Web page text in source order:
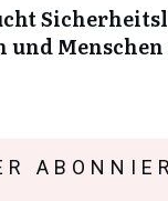
und